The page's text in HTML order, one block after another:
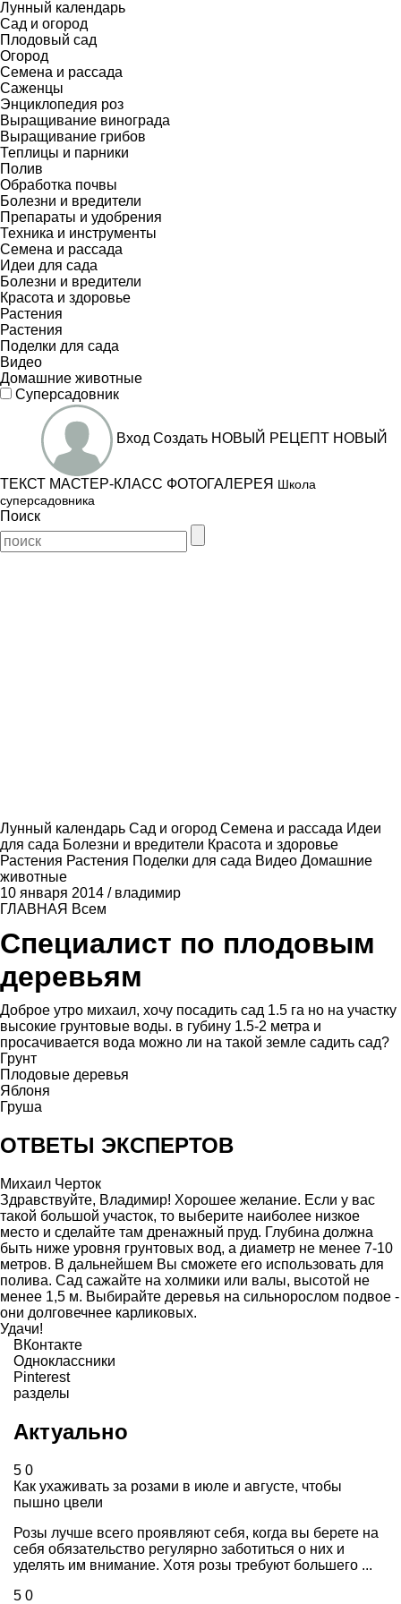
Лунный календарь
Сад и огород
Плодовый сад
Огород
Семена и рассада
Саженцы
Энциклопедия роз
Выращивание винограда
Выращивание грибов
Теплицы и парники
Полив
Обработка почвы
Болезни и вредители
Препараты и удобрения
Техника и инструменты
Семена и рассада
Идеи для сада
Болезни и вредители
Красота и здоровье
Растения
Растения
Поделки для сада
Видео
Домашние животные
Суперсадовник
Вход Создать НОВЫЙ РЕЦЕПТ НОВЫЙ
ТЕКСТ МАСТЕР-КЛАСС ФОТОГАЛЕРЕЯ Школа
суперсадовника
Поиск
Лунный календарь Сад и огород Семена и рассада Идеи
для сада Болезни и вредители Красота и здоровье
Растения Растения Поделки для сада Видео Домашние
животные
10 января 2014 / владимир
ГЛАВНАЯ Всем
Специалист по плодовым
деревьям
Доброе утро михаил, хочу посадить сад 1.5 га но на участку
высокие грунтовые воды. в губину 1.5-2 метра и
просачивается вода можно ли на такой земле садить сад?
Грунт
Плодовые деревья
Яблоня
Груша
ОТВЕТЫ ЭКСПЕРТОВ
Михаил Черток
Здравствуйте, Владимир! Хорошее желание. Если у вас
такой большой участок, то выберите наиболее низкое
место и сделайте там дренажный пруд. Глубина должна
быть ниже уровня грунтовых вод, а диаметр не менее 7-10
метров. В дальнейшем Вы сможете его использовать для
полива. Сад сажайте на холмики или валы, высотой не
менее 1,5 м. Выбирайте деревья на сильнорослом подвое -
они долговечнее карликовых.
Удачи!
ВКонтакте
Одноклассники
Pinterest
разделы
Актуально
5 0
Как ухаживать за розами в июле и августе, чтобы
пышно цвели
Розы лучше всего проявляют себя, когда вы берете на
себя обязательство регулярно заботиться о них и
уделять им внимание. Хотя розы требуют большего ...
5 0